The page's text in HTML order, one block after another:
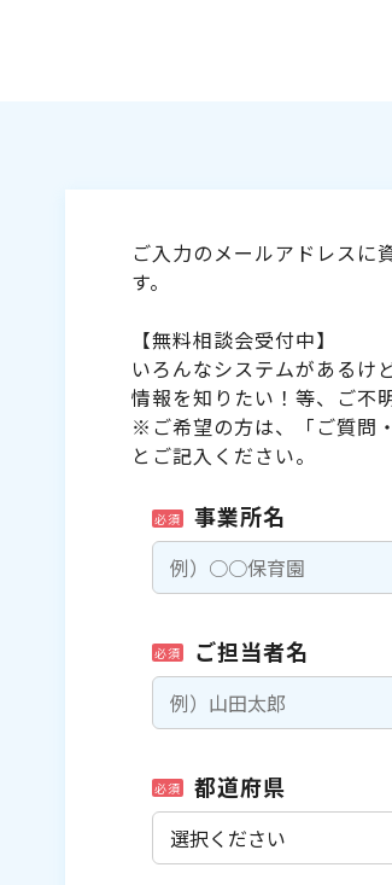
ご入力のメールアドレスに
す。
【無料相談会受付中】
いろんなシステムがあるけ
情報を知りたい！等、ご不
※ご希望の方は、「ご質問
とご記入ください。
必須 事業所名
必須 ご担当者名
必須 都道府県